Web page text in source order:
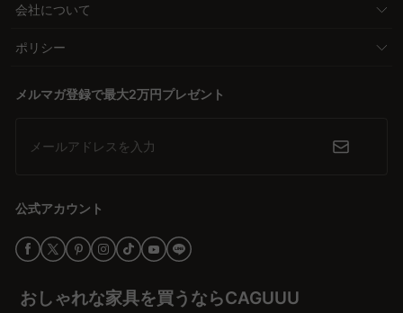
会社について
ポリシー
メルマガ登録で最大2万円プレゼント
メールアドレスを入力
公式アカウント
おしゃれな家具を買うならCAGUUU